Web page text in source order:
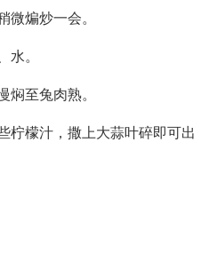
微煸炒一会。
水。
焖至兔肉熟。
柠檬汁，撒上大蒜叶碎即可出